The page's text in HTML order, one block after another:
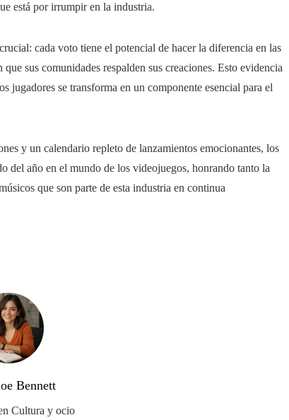
está por irrumpir en la industria.
cada voto tiene el potencial de hacer la diferencia en las
sus comunidades respalden sus creaciones. Esto evidencia
jugadores se transforma en un componente esencial para el
y un calendario repleto de lanzamientos emocionantes, los
del año en el mundo de los videojuegos, honrando tanto la
que son parte de esta industria en continua
Bennett
Cultura y ocio